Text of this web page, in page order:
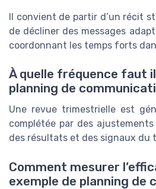
Il convient de partir d’un récit
de décliner des messages
coordonnant les temps forts
À quelle fréquence faut
planning de
Une revue trimestrielle est
complétée par des
des résultats et des signaux du
Comment mesurer
exemple de planning de